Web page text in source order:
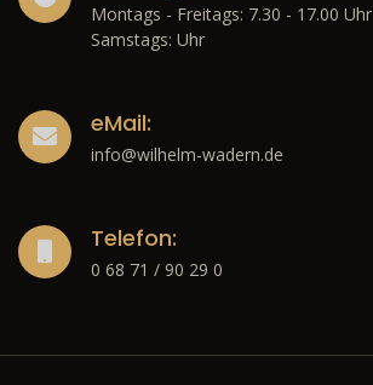
Montags - Freitags: 7.30 - 17.00 Uhr
Samstags: Uhr
eMail:
info@wilhelm-wadern.de
Telefon:
0 68 71 / 90 29 0